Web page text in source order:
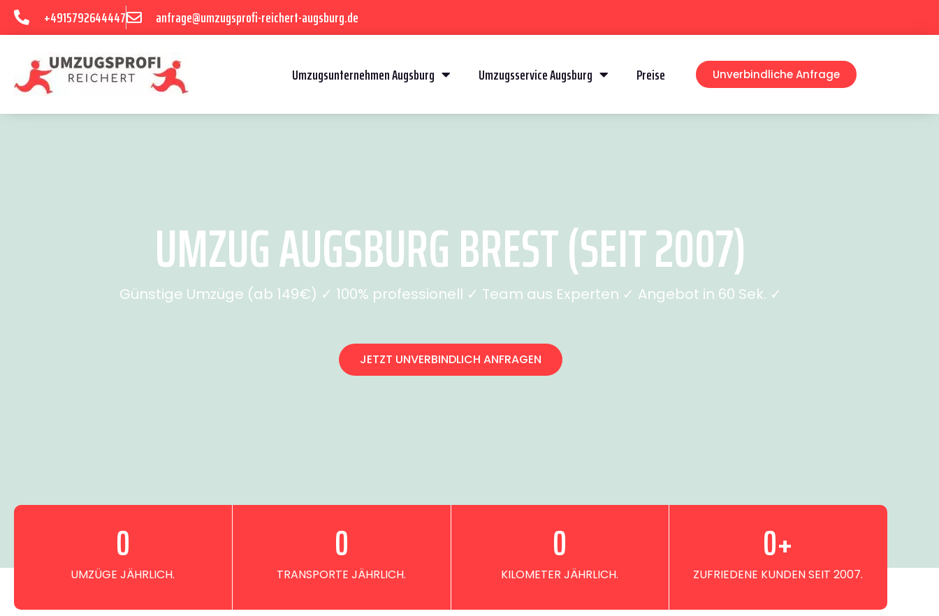
+4915792644447 anfrage@umzugsprofi-reichert-augsburg.de
Umzugsunternehmen Augsburg Umzugsservice Augsburg Preise Unverbindliche Anfrage
UMZUG AUGSBURG BREST (SEIT 2007)
Günstige Umzüge (ab 149€) ✓ 100% professionell ✓ Team aus Experten ✓ Angebot in 60 Sek. ✓
JETZT UNVERBINDLICH ANFRAGEN
UMZÜGE JÄHRLICH.
0
TRANSPORTE JÄHRLICH.
0
KILOMETER JÄHRLICH.
0
ZUFRIEDENE KUNDEN SEIT 2007.
0+